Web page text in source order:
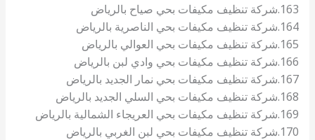
163.شركة تنظيف مكيفات بحي صياح بالرياض
164.شركة تنظيف مكيفات بحي الناصرية بالرياض
165.شركة تنظيف مكيفات بحي العوالي بالرياض
166.شركة تنظيف مكيفات بحي وادي لبن بالرياض
167.شركة تنظيف مكيفات بحي نمار الجديد بالرياض
168.شركة تنظيف مكيفات بحي السلي الجديد بالرياض
169.شركة تنظيف مكيفات بحي العريجاء الشمالية بالرياض
170.شركة تنظيف مكيفات بحي لبن الغربي بالرياض